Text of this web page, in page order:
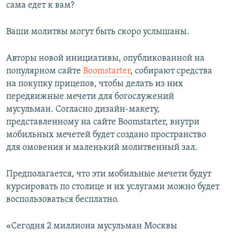
сама едет к вам?
Ваши молитвы могут быть скоро услышаны.
Авторы новой инициативы, опубликованной на
популярном сайте Boomstarter, собирают средства
на покупку прицепов, чтобы делать из них
передвижные мечети для богослужений
мусульман. Согласно дизайн-макету,
представленному на сайте Boomstarter, внутри
мобильных мечетей будет создано пространство
для омовения и маленький молитвенный зал.
Предполагается, что эти мобильные мечети будут
курсировать по столице и их услугами можно будет
воспользоваться бесплатно.
«Сегодня 2 миллиона мусульман Москвы